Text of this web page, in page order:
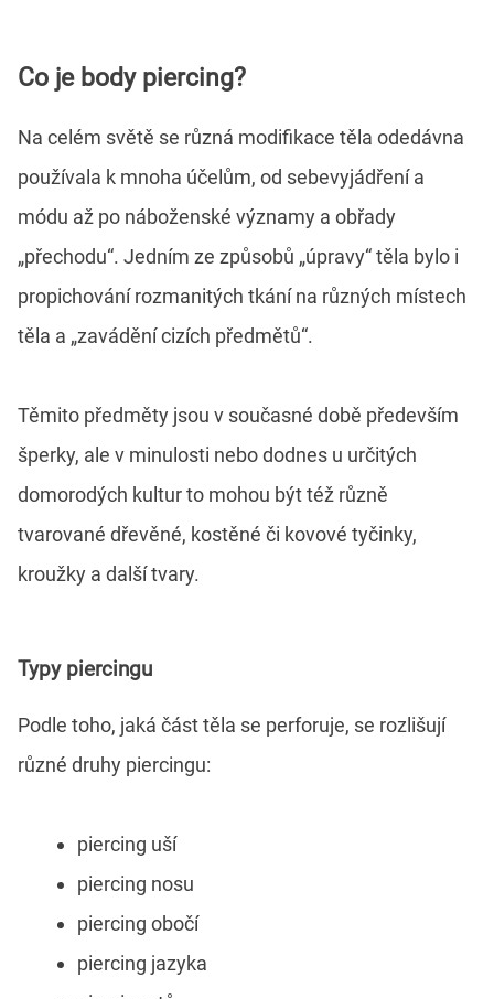
Co je body piercing?
Na celém světě se různá modifikace těla odedávna
používala k mnoha účelům, od sebevyjádření a
módu až po náboženské významy a obřady
„přechodu“. Jedním ze způsobů „úpravy“ těla bylo i
propichování rozmanitých tkání na různých místech
těla a „zavádění cizích předmětů“.
Těmito předměty jsou v současné době především
šperky, ale v minulosti nebo dodnes u určitých
domorodých kultur to mohou být též různě
tvarované dřevěné, kostěné či kovové tyčinky,
kroužky a další tvary.
Typy piercingu
Podle toho, jaká část těla se perforuje, se rozlišují
různé druhy piercingu:
piercing uší
piercing nosu
piercing obočí
piercing jazyka